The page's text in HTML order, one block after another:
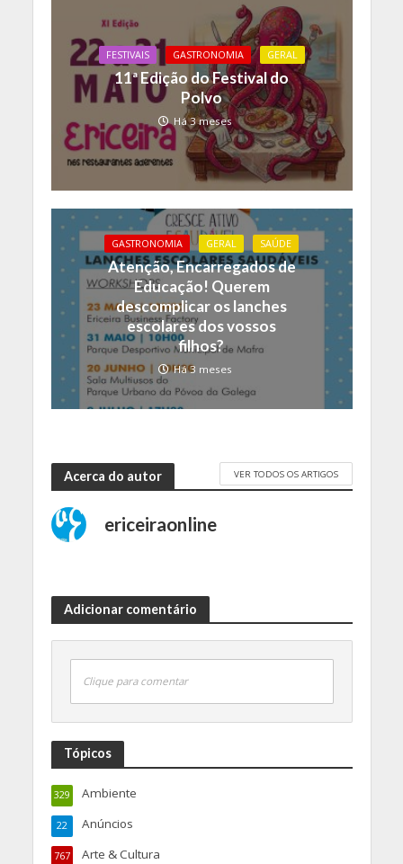
FESTIVAIS GASTRONOMIA GERAL
11ª Edição do Festival do
Polvo
Há 3 meses
GASTRONOMIA GERAL SAÚDE
Atenção, Encarregados de
Educação! Querem
descomplicar os lanches
escolares dos vossos
filhos?
Há 3 meses
Acerca do autor VER TODOS OS ARTIGOS
ericeiraonline
Adicionar comentário
Clique para comentar
Tópicos
Ambiente
329
Anúncios
22
Arte & Cultura
767